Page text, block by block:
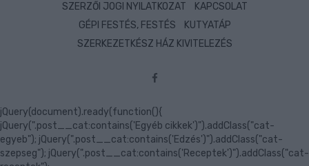
SZERZŐI JOGI NYILATKOZAT
KAPCSOLAT
GÉPI FESTÉS, FESTÉS
KUTYATÁP
SZERKEZETKÉSZ HÁZ KIVITELEZÉS
jQuery(document).ready(function(){
jQuery(".post__cat:contains('Egyéb cikkek')").addClass("cat-
egyeb"); jQuery(".post__cat:contains('Edzés')").addClass("cat-
szepseg"); jQuery(".post__cat:contains('Receptek')").addClass("cat-